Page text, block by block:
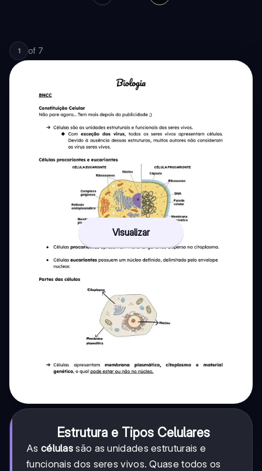
1 of 7
Visualizar
Estrutura e Tipos Celulares
As células são as unidades estruturais e
funcionais dos seres vivos. Quase todos os